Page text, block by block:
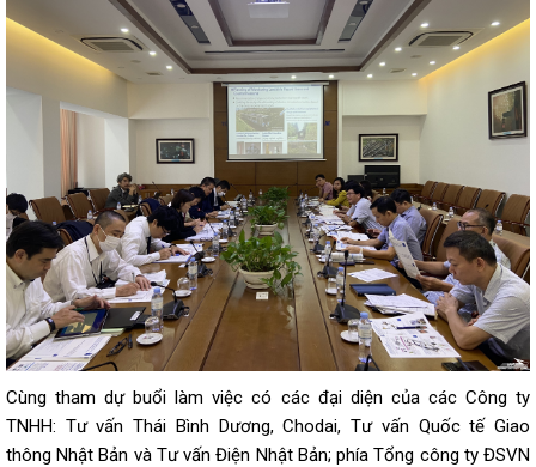
Cùng tham dự buổi làm việc có các đại diện của các Công ty
TNHH: Tư vấn Thái Bình Dương, Chodai, Tư vấn Quốc tế Giao
thông Nhật Bản và Tư vấn Điện Nhật Bản; phía Tổng công ty ĐSVN